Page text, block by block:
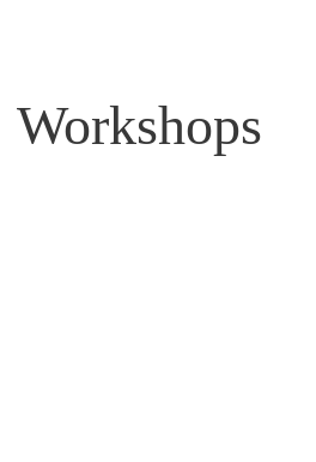
Workshops